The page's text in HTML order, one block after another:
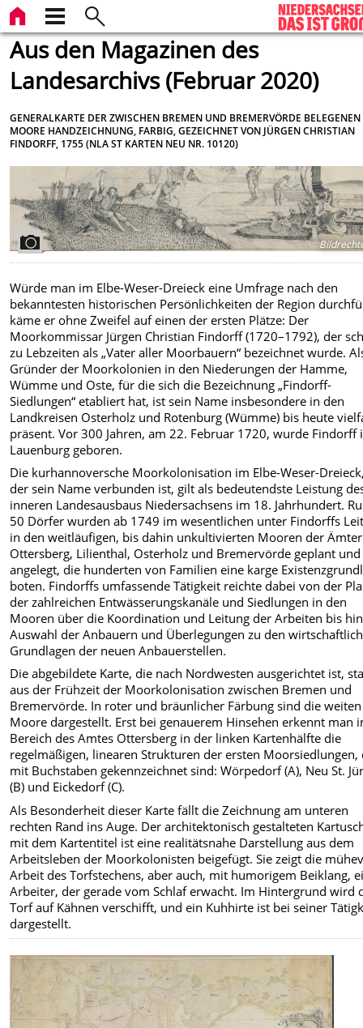
Aus den Magazinen des
Landesarchivs (Februar 2020)
GENERALKARTE DER ZWISCHEN BREMEN UND BREMERVÖRDE BELEGENEN
MOORE HANDZEICHNUNG, FARBIG, GEZEICHNET VON JÜRGEN CHRISTIAN
FINDORFF, 1755 (NLA ST KARTEN NEU NR. 10120)
Würde man im Elbe-Weser-Dreieck eine Umfrage nach den
bekanntesten historischen Persönlichkeiten der Region
käme er ohne Zweifel auf einen der ersten Plätze: Der
Moorkommissar Jürgen Christian Findorff (1720–1792), der
zu Lebzeiten als „Vater aller Moorbauern“ bezeichnet wurde.
Gründer der Moorkolonien in den Niederungen der Hamme,
Wümme und Oste, für die sich die Bezeichnung „Findorff-
Siedlungen“ etabliert hat, ist sein Name insbesondere in den
Landkreisen Osterholz und Rotenburg (Wümme) bis heute
präsent. Vor 300 Jahren, am 22. Februar 1720, wurde Findorff
Lauenburg geboren.
Die kurhannoversche Moorkolonisation im Elbe-Weser-
der sein Name verbunden ist, gilt als bedeutendste Leistung
inneren Landesausbaus Niedersachsens im 18. Jahrhundert.
50 Dörfer wurden ab 1749 im wesentlichen unter Findorffs
in den weitläufigen, bis dahin unkultivierten Mooren der Ämter
Ottersberg, Lilienthal, Osterholz und Bremervörde geplant
angelegt, die hunderten von Familien eine karge
boten. Findorffs umfassende Tätigkeit reichte dabei von der
der zahlreichen Entwässerungskanäle und Siedlungen in den
Mooren über die Koordination und Leitung der Arbeiten bis
Auswahl der Anbauern und Überlegungen zu den
Grundlagen der neuen Anbauerstellen.
Die abgebildete Karte, die nach Nordwesten ausgerichtet ist,
aus der Frühzeit der Moorkolonisation zwischen Bremen und
Bremervörde. In roter und bräunlicher Färbung sind die weiten
Moore dargestellt. Erst bei genauerem Hinsehen erkennt man
Bereich des Amtes Ottersberg in der linken Kartenhälfte die
regelmäßigen, linearen Strukturen der ersten Moorsiedlungen,
mit Buchstaben gekennzeichnet sind: Wörpedorf (A), Neu St.
(B) und Eickedorf (C).
Als Besonderheit dieser Karte fällt die Zeichnung am unteren
rechten Rand ins Auge. Der architektonisch gestalteten
mit dem Kartentitel ist eine realitätsnahe Darstellung aus dem
Arbeitsleben der Moorkolonisten beigefügt. Sie zeigt die
Arbeit des Torfstechens, aber auch, mit humorigem Beiklang,
Arbeiter, der gerade vom Schlaf erwacht. Im Hintergrund wird
Torf auf Kähnen verschifft, und ein Kuhhirte ist bei seiner
dargestellt.